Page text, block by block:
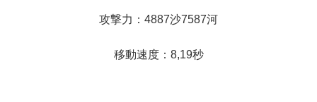
攻撃力：4887沙7587河
移動速度：8,19秒